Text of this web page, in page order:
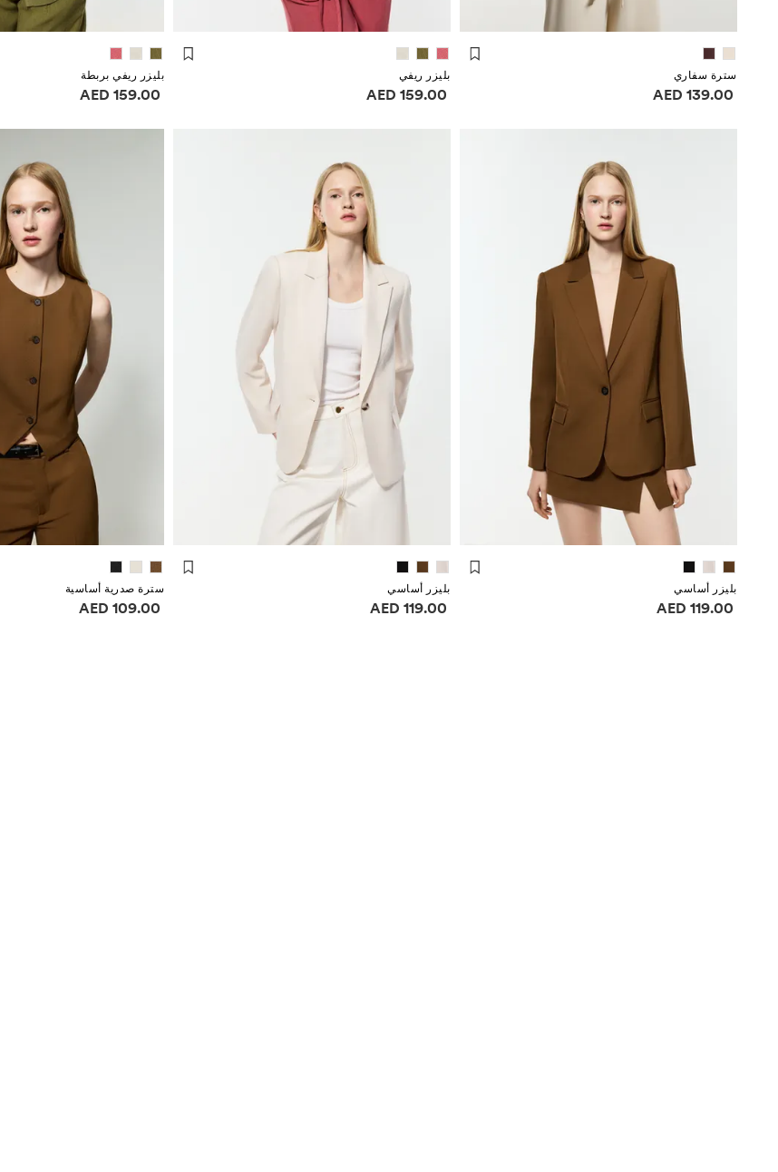
سترة سفاري
معلومات الأسعار
139.00 AED
بليزر ريفي
معلومات الأسعار
159.00 AED
بليزر ريفي بربطة
معلومات الأسعار
159.00 AED
بليزر أساسي
معلومات الأسعار
119.00 AED
بليزر أساسي
معلومات الأسعار
119.00 AED
سترة صدرية أساسية
معلومات الأسعار
109.00 AED